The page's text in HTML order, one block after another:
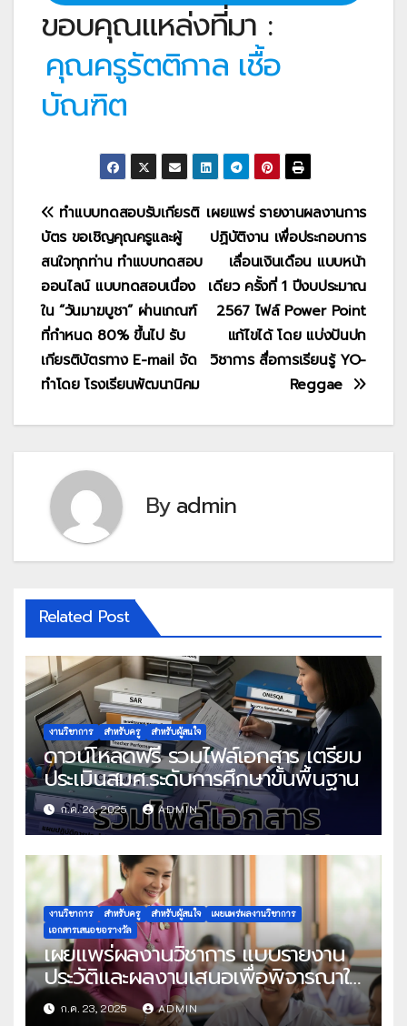
ขอบคุณแหล่งที่มา :
คุณครูรัตติกาล เชื้อ
บัณฑิต
แนะแนว
เรื่อง
เผยแพร่ รายงานผลงานการ
ปฏิบัติงาน เพื่อประกอบการ
เลื่อนเงินเดือน แบบหน้า
เดียว ครั้งที่ 1 ปีงบประมาณ
2567 ไฟล์ Power Point
แก้ไขได้ โดย แบ่งปันปก
วิชาการ สื่อการเรียนรู้ YO-
Reggae
ทำแบบทดสอบรับเกียรติ
บัตร ขอเชิญคุณครูและผู้
สนใจทุกท่าน ทำแบบทดสอบ
ออนไลน์ แบบทดสอบเนื่อง
ใน “วันมาฆบูชา” ผ่านเกณฑ์
ที่กำหนด 80% ขึ้นไป รับ
เกียรติบัตรทาง E-mail จัด
ทำโดย โรงเรียนพัฒนานิคม
Byadmin
Related Post
งานวิชาการ สำหรับครู สำหรับผู้สนใจ
ดาวน์โหลดฟรี รวมไฟล์เอกสาร เตรียม
ประเมินสมศ.ระดับการศึกษาขั้นพื้นฐาน
ก.ค. 26, 2025 ADMIN
งานวิชาการ สำหรับครู สำหรับผู้สนใจ
เผยแพร่ผลงานวิชาการ
เอกสารเสนอขอรางวัล
เผยแพร่ผลงานวิชาการ แบบรายงาน
ประวัติและผลงานเสนอเพื่อพิจารณาใน
โครงการครูดีในดวงใจ ประจำปี 2568
ก.ค. 23, 2025 ADMIN